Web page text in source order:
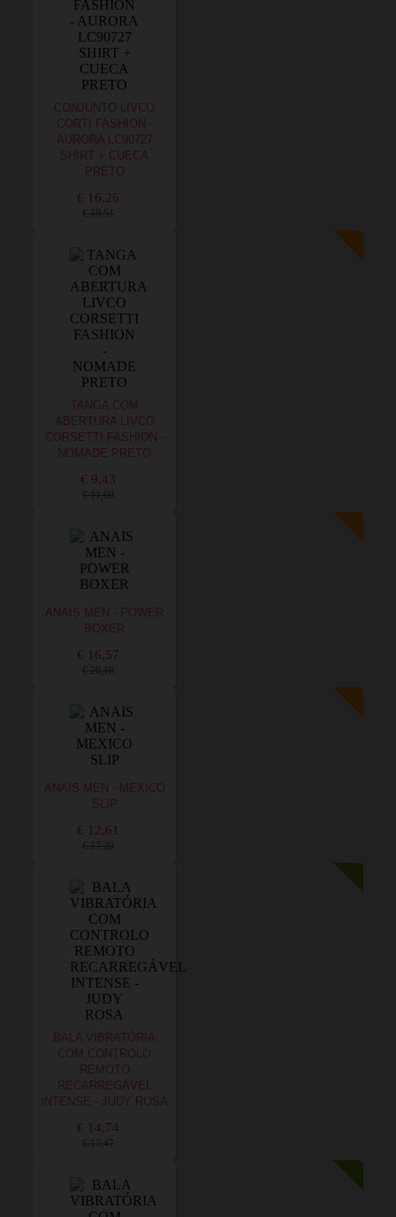
CONJUNTO LIVCO
CORTI FASHION -
AURORA LC90727
SHIRT + CUECA
PRETO
€ 16,26
€ 19,51
TANGA COM
ABERTURA LIVCO
CORSETTI FASHION -
NOMADE PRETO
€ 9,43
€ 11,00
ANAIS MEN - POWER
BOXER
€ 16,57
€ 20,16
ANAIS MEN - MEXICO
SLIP
€ 12,61
€ 17,20
BALA VIBRATÓRIA
COM CONTROLO
REMOTO
RECARREGÁVEL
INTENSE - JUDY ROSA
€ 14,74
€ 17,47